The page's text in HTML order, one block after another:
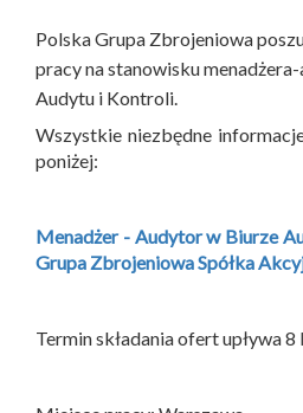
Polska Grupa Zbrojeniowa
pracy na stanowisku
Audytu i Kontroli.
Wszystkie niezbędne
poniżej:
Menadżer - Audytor w Biurze
Grupa Zbrojeniowa Spółka
Termin składania ofert upływa